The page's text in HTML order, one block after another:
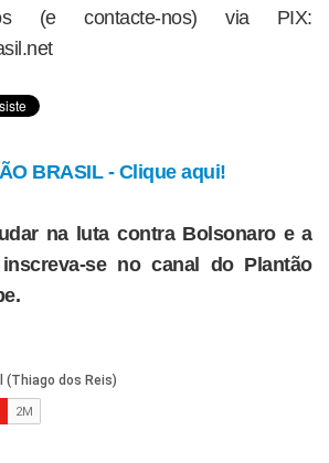
(e contacte-nos) via PIX:
BRASIL - Clique aqui!
na luta contra Bolsonaro e a
se no canal do Plantão